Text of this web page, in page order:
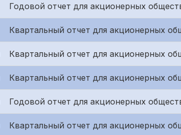
Годовой отчет для акционерных
Квартальный отчет для акционерных
Квартальный отчет для акционерных
Квартальный отчет для акционерных
Годовой отчет для акционерных
Квартальный отчет для акционерных